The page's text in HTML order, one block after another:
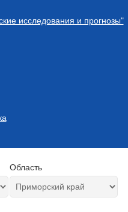
исследования и прогнозы"
Область